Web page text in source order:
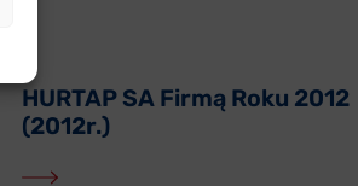
HURTAP SA Firmą Roku 2012
(2012r.)